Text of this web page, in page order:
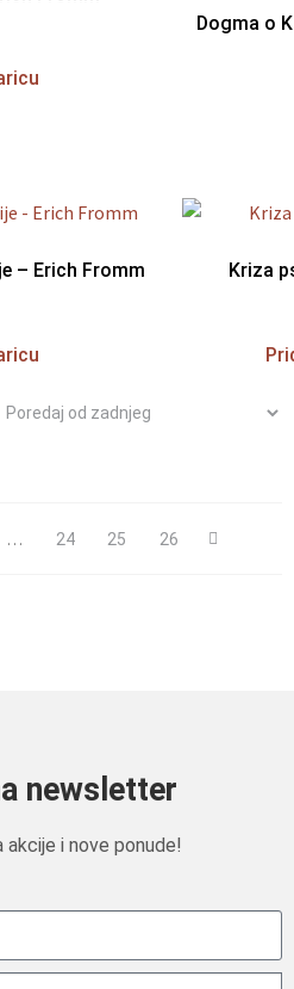
Dogma o
– Erich Fromm
Kriza
… 24 25 26
newsletter
akcije i nove ponude!